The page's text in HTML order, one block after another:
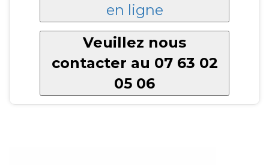
en ligne
Veuillez nous
contacter au 07 63 02
05 06